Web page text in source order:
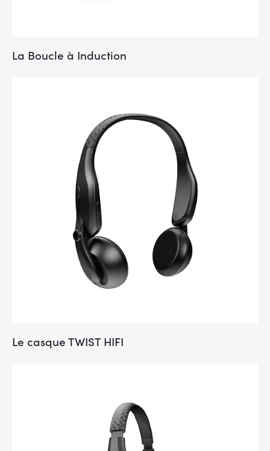
La Boucle à Induction
Le casque TWIST HIFI